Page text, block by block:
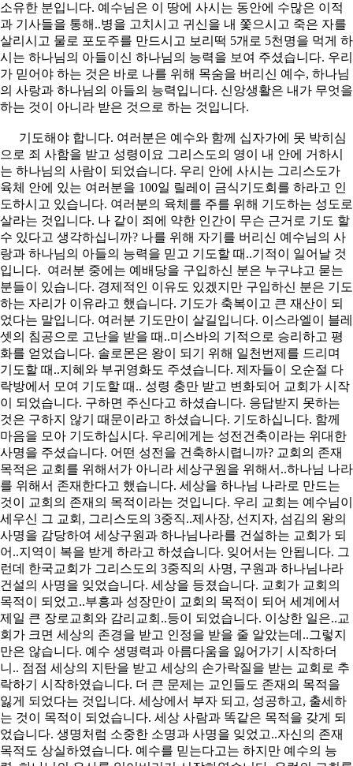
소유한 분입니다. 예수님은 이 땅에 사시는 동안에 수많은 이적
과 기사들을 통해..병을 고치시고 귀신을 내 쫓으시고 죽은 자를
살리시고 물로 포도주를 만드시고 보리떡 5개로 5천명을 먹게 하
시는 하나님의 아들이신 하나님의 능력을 보여 주셨습니다. 우리
가 믿어야 하는 것은 바로 나를 위해 목숨을 버리신 예수, 하나님
의 사랑과 하나님의 아들의 능력입니다. 신앙생활은 내가 무엇을
하는 것이 아니라 받은 것으로 하는 것입니다.
기도해야 합니다. 여러분은 예수와 함께 십자가에 못 박히심
으로 죄 사함을 받고 성령이요 그리스도의 영이 내 안에 거하시
는 하나님의 사람이 되었습니다. 우리 안에 사시는 그리스도가
육체 안에 있는 여러분을 100일 릴레이 금식기도회를 하라고 인
도하시고 있습니다. 여러분의 육체를 주를 위해 기도하는 성도로
살라는 것입니다. 나 같이 죄에 약한 인간이 무슨 근거로 기도 할
수 있다고 생각하십니까? 나를 위해 자기를 버리신 예수님의 사
랑과 하나님의 아들의 능력을 믿고 기도할 때..기적이 일어날 것
입니다. 여러분 중에는 예배당을 구입하신 분은 누구냐고 묻는
분들이 있습니다. 경제적인 이유도 있겠지만 구입하신 분은 기도
하는 자리가 이유라고 했습니다. 기도가 축복이고 큰 재산이 되
었다는 말입니다. 여러분 기도만이 살길입니다. 이스라엘이 블레
셋의 침공으로 고난을 받을 때..미스바의 기적으로 승리하고 평
화를 얻었습니다. 솔로몬은 왕이 되기 위해 일천번제를 드리며
기도할 때..지혜와 부귀영화도 주셨습니다. 제자들이 오순절 다
락방에서 모여 기도할 때.. 성령 충만 받고 변화되어 교회가 시작
이 되었습니다. 구하면 주신다고 하셨습니다. 응답받지 못하는
것은 구하지 않기 때문이라고 하셨습니다. 기도하십니다. 함께
마음을 모아 기도하십시다. 우리에게는 성전건축이라는 위대한
사명을 주셨습니다. 어떤 성전을 건축하시렵니까? 교회의 존재
목적은 교회를 위해서가 아니라 세상구원을 위해서..하나님 나라
를 위해서 존재한다고 했습니다. 세상을 하나님 나라로 만드는
것이 교회의 존재의 목적이라는 것입니다. 우리 교회는 예수님이
세우신 그 교회, 그리스도의 3중직..제사장, 선지자, 섬김의 왕의
사명을 감당하여 세상구원과 하나님나라를 건설하는 교회가 되
어..지역이 복을 받게 하라고 하셨습니다. 잊어서는 안됩니다. 그
런데 한국교회가 그리스도의 3중직의 사명, 구원과 하나님나라
건설의 사명을 잊었습니다. 세상을 등졌습니다. 교회가 교회의
목적이 되었고..부흥과 성장만이 교회의 목적이 되어 세계에서
제일 큰 장로교회와 감리교회..등이 되었습니다. 이상한 일은..교
회가 크면 세상의 존경을 받고 인정을 받을 줄 알았는데..그렇지
만은 않습니다. 예수 생명력과 아름다움을 잃어가기 시작하더
니.. 점점 세상의 지탄을 받고 세상의 손가락질을 받는 교회로 추
락하기 시작하였습니다. 더 큰 문제는 교인들도 존재의 목적을
잃게 되었다는 것입니다. 세상에서 부자 되고, 성공하고, 출세하
는 것이 목적이 되었습니다. 세상 사람과 똑같은 목적을 갖게 되
었습니다. 생명처럼 소중한 소명과 사명을 잊었고..자신의 존재
목적도 상실하였습니다. 예수를 믿는다고는 하지만 예수의 능